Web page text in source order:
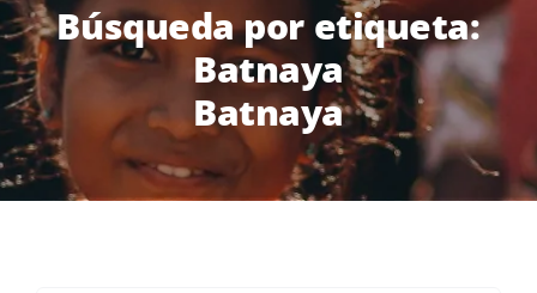
Búsqueda por etiqueta:
Batnaya
Batnaya